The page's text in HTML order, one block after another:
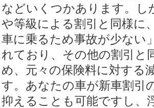
などいくつかあります。し
や等級による割引と同様に
車に乗るため事故が少ない
れており、その他の割引と
め、元々の保険料に対する
す。あなたの車が新車割引
抑えることも可能ですし、